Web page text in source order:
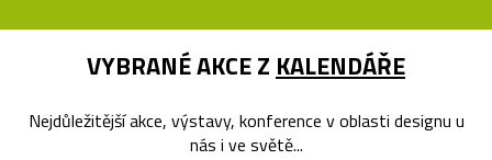
VYBRANÉ AKCE Z KALENDÁŘE
Nejdůležitější akce, výstavy, konference v oblasti designu u
nás i ve světě...